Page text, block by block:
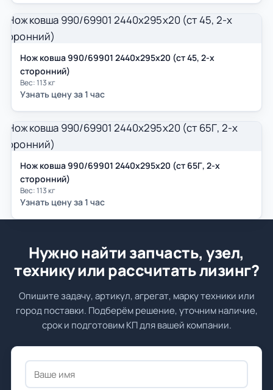
Нож ковша 990/69901 2440х295х20 (ст 45, 2-х
сторонний)
Вес: 113 кг
Узнать цену за 1 час
Нож ковша 990/69901 2440х295х20 (ст 65Г, 2-х
сторонний)
Вес: 113 кг
Узнать цену за 1 час
Нужно найти запчасть, узел,
технику или рассчитать лизинг?
Опишите задачу, артикул, агрегат, марку техники или
город поставки. Подберём решение, уточним наличие,
срок и подготовим КП для вашей компании.